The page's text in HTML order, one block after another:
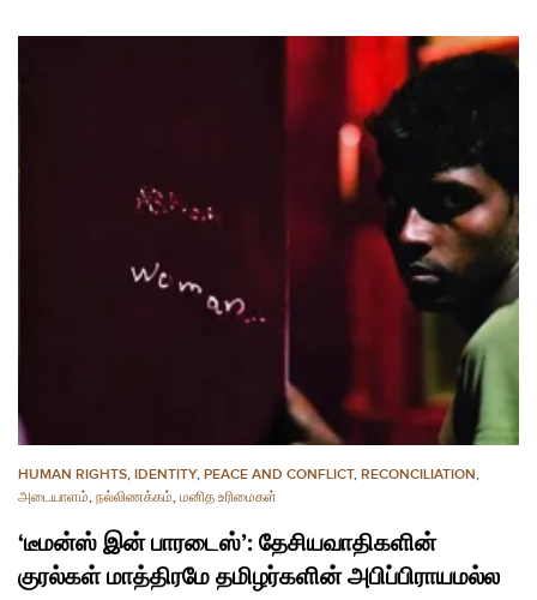
HUMAN RIGHTS, IDENTITY, PEACE AND CONFLICT, RECONCILIATION,
அடையாளம், நல்லிணக்கம், மனித உரிமைகள்
‘டீமன்ஸ் இன் பாரடைஸ்’: தேசியவாதிகளின்
குரல்கள் மாத்திரமே தமிழர்களின் அபிப்பிராயமல்ல